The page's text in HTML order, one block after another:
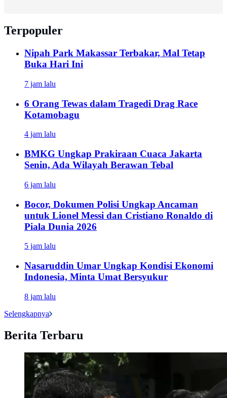
Terpopuler
Nipah Park Makassar Terbakar, Mal Tetap
Buka Hari Ini
7 jam lalu
6 Orang Tewas dalam Tragedi Drag Race
Kotamobagu
4 jam lalu
BMKG Ungkap Prakiraan Cuaca Jakarta
Senin, Ada Wilayah Berawan Tebal
6 jam lalu
Bocor, Dokumen Polisi Ungkap Ancaman
untuk Lionel Messi dan Cristiano Ronaldo di
Piala Dunia 2026
5 jam lalu
Nasaruddin Umar Ungkap Kondisi Ekonomi
Indonesia, Minta Umat Bersyukur
8 jam lalu
Selengkapnya
Berita Terbaru